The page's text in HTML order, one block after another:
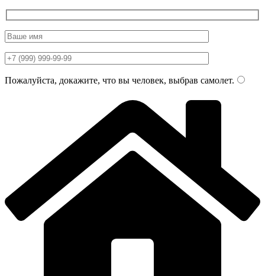
Пожалуйста, докажите, что вы человек, выбрав самолет.